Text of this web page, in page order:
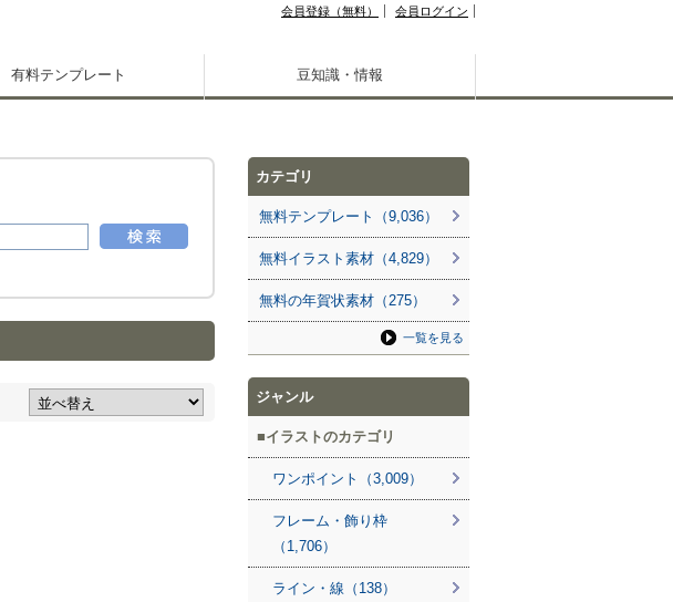
会員登録（無料） 会員ログイン
有料テンプレート 豆知識・情報
カテゴリ
無料テンプレート（9,036）
無料イラスト素材（4,829）
無料の年賀状素材（275）
一覧を見る
ジャンル
イラストのカテゴリ
ワンポイント（3,009）
フレーム・飾り枠
（1,706）
ライン・線（138）